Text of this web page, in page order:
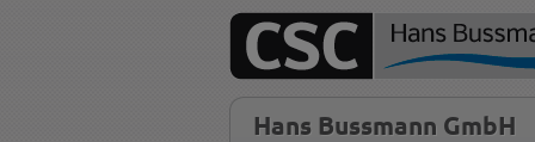
Hans Bussmann GmbH